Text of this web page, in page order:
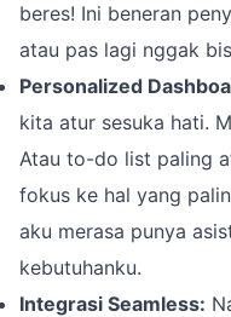
beres! Ini beneran
atau pas lagi nggak
Personalized
kita atur sesuka hati.
Atau to-do list paling
fokus ke hal yang
aku merasa punya
kebutuhanku.
Integrasi Seamless: